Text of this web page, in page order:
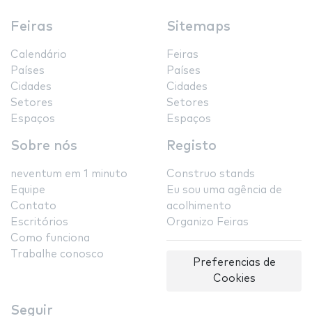
Feiras
Calendário
Países
Cidades
Setores
Espaços
Sitemaps
Feiras
Países
Cidades
Setores
Espaços
Sobre nós
neventum em 1 minuto
Equipe
Contato
Escritórios
Como funciona
Trabalhe conosco
Registo
Construo stands
Eu sou uma agência de
acolhimento
Organizo Feiras
Preferencias de
Cookies
Seguir